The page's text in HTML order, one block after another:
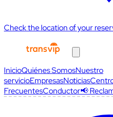
Check the location of your
InicioQuiénes SomosNuestro
servicioEmpresasNoticias
FrecuentesConductor📢